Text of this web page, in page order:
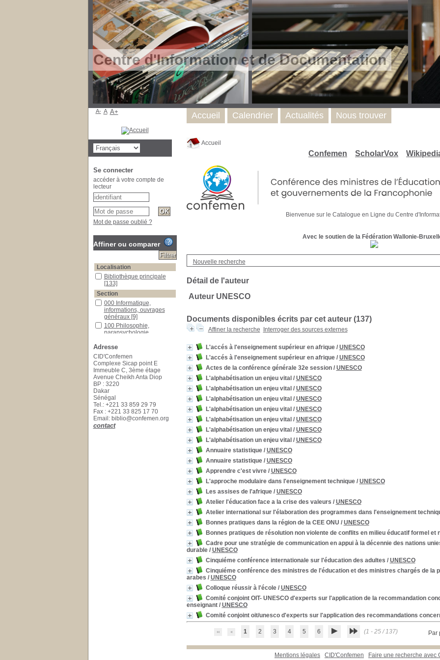
Centre d'Information et de Documentation
Accueil
Confemen ScholarVox
Bienvenue sur le Catalogue en Ligne du Centre
Avec le soutien de la Fédération Wallonie-
Nouvelle recherche
Détail de l'auteur
Auteur UNESCO
Documents disponibles écrits par cet auteur (137)
Affiner la recherche Interroger des sources externes
L'accés à l'enseignement supérieur en afrique/ UNESCO
L'accés à l'enseignement supérieur en afrique/ UNESCO
Actes de la conférence générale 32e session/ UNESCO
L'alphabétisation un enjeu vital / UNESCO
L'alphabétisation un enjeu vital / UNESCO
L'alphabétisation un enjeu vital / UNESCO
L'alphabétisation un enjeu vital / UNESCO
L'alphabétisation un enjeu vital / UNESCO
L'alphabétisation un enjeu vital / UNESCO
L'alphabétisation un enjeu vital / UNESCO
Annuaire statistique/ UNESCO
Annuaire statistique/ UNESCO
Apprendre c'est vivre/ UNESCO
L'approche modulaire dans l'enseignement technique/ UNESCO
Les assises de l'afrique/ UNESCO
Atelier l'éducation face a la crise des valeurs / UNESCO
Atelier international sur l'élaboration des programmes dans l'enseignement
Bonnes pratiques dans la région de la CEE ONU / UNESCO
Bonnes pratiques de résolution non violente de conflits en milieu éducatif formel et
Cadre pour une stratégie de communication en appui à la décennie des nations
durable/ UNESCO
Cinquiéme conférence internationale sur l'éducation des adultes / UNESCO
Cinquiéme conférence des ministres de l'éducation et des ministres chargés de la
arabes / UNESCO
Colloque réussir à l'école/ UNESCO
Comité conjoint OIT- UNESCO d'experts sur l'application de la recommandation
enseignant/ UNESCO
Comité conjoint oit/unesco d'experts sur l'application des recommandations
1 2 3 4 5 6 (1 - 25 / 137) Par
Mentions légales CID'Confemen Faire une recherche avec
Accueil Calendrier Actualités Nous trouver
A- A A+
Se connecter
accéder à votre compte de
lecteur
Mot de passe oublié ?
Affiner ou comparer
Localisation
Bibliothèque principale
[133]
Section
000 Informatique,
informations, ouvrages
généraux [9]
100 Philosophie,
parapsychologie,
300 Sciences sociales
[114]
600Technologie[4]
800 Littérature [1]
Documentaires
Romans policiers
Adresse
CID'Confemen
Complexe Sicap point E
Immeuble C, 3ème étage
Avenue Cheikh Anta Diop
BP : 3220
Dakar
Sénégal
Tel.: +221 33 859 29 79
Fax : +221 33 825 17 70
Email: biblio@confemen.org
contact